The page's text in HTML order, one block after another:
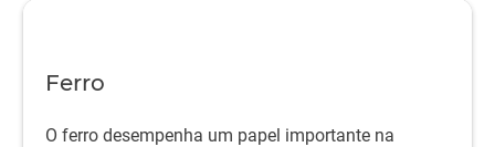
Ferro
O ferro desempenha um papel importante na